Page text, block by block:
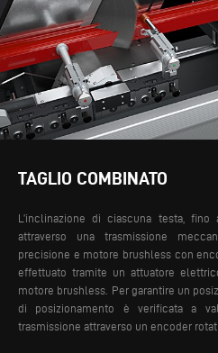
TAGLIO COMBINATO
L’inclinazione di ciascuna testa, fino
attraverso una trasmissione
precisione e motore brushless con
effettuato tramite un attuatore
motore brushless. Per garantire un
di posizionamento è verificata a
trasmissione attraverso un encoder